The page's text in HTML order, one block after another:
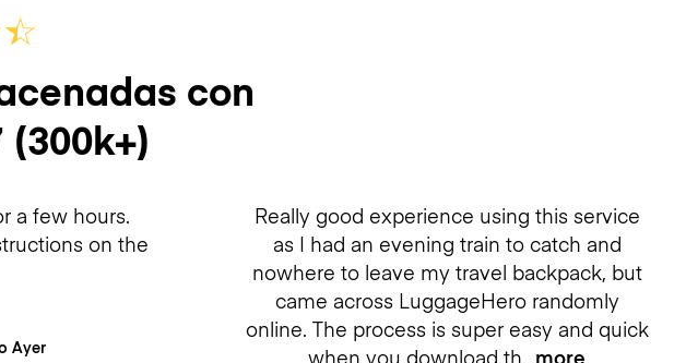
☆
★
con
(300k+)
a few hours.
on the
Ayer
Really good experience using this service
as I had an evening train to catch and
nowhere to leave my travel backpack, but
came across LuggageHero randomly
online. The process is super easy and quick
when you download th more